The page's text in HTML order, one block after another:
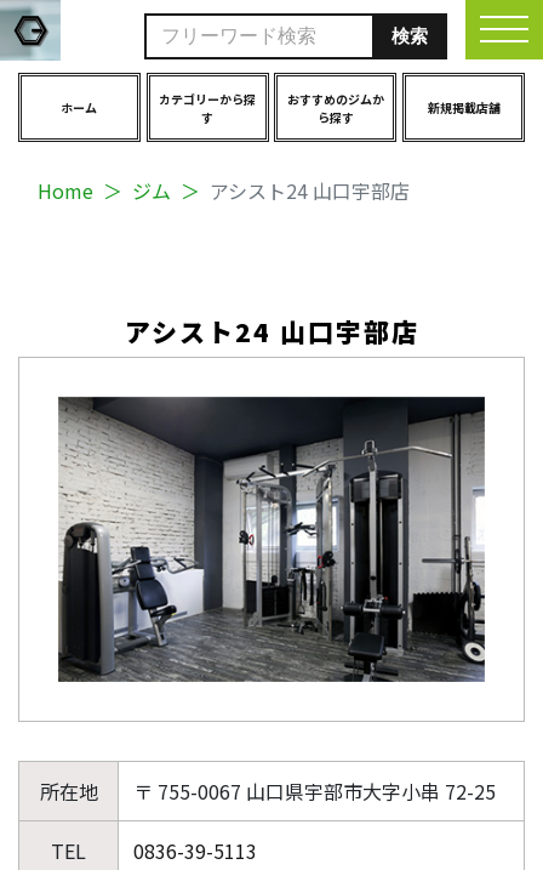
ホーム
カテゴリーから探
す
おすすめのジムか
ら探す
新規掲載店舗
Home ジム アシスト24 山口宇部店
アシスト24 山口宇部店
所在地 〒 755-0067 山口県宇部市大字小串 72-25
TEL 0836-39-5113